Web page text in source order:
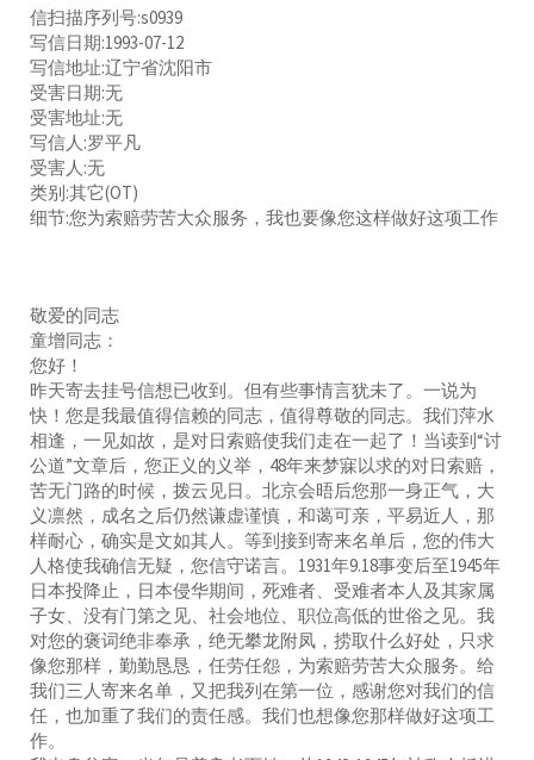
信扫描序列号:s0939
写信日期:1993-07-12
写信地址:辽宁省沈阳市
受害日期:无
受害地址:无
写信人:罗平凡
受害人:无
类别:其它(OT)
细节:您为索赔劳苦大众服务，我也要像您这样做好这项工作
敬爱的同志
童增同志：
您好！
昨天寄去挂号信想已收到。但有些事情言犹未了。一说为
快！您是我最值得信赖的同志，值得尊敬的同志。我们萍水
相逢，一见如故，是对日索赔使我们走在一起了！当读到“讨
公道”文章后，您正义的义举，48年来梦寐以求的对日索赔，
苦无门路的时候，拨云见日。北京会晤后您那一身正气，大
义凛然，成名之后仍然谦虚谨慎，和蔼可亲，平易近人，那
样耐心，确实是文如其人。等到接到寄来名单后，您的伟大
人格使我确信无疑，您信守诺言。1931年9.18事变后至1945年
日本投降止，日本侵华期间，死难者、受难者本人及其家属
子女、没有门第之见、社会地位、职位高低的世俗之见。我
对您的褒词绝非奉承，绝无攀龙附凤，捞取什么好处，只求
像您那样，勤勤恳恳，任劳任怨，为索赔劳苦大众服务。给
我们三人寄来名单，又把我列在第一位，感谢您对我们的信
任，也加重了我们的责任感。我们也想像您那样做好这项工
作。